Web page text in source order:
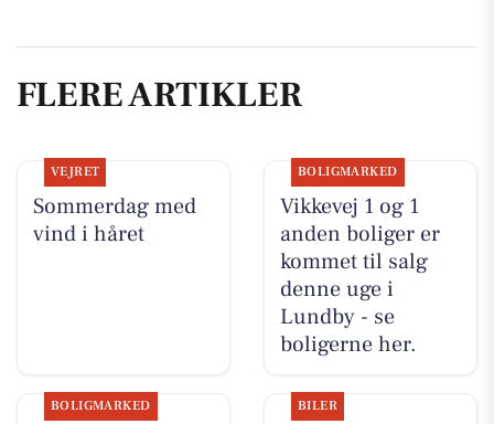
FLERE ARTIKLER
VEJRET
Sommerdag med
vind i håret
BOLIGMARKED
Vikkevej 1 og 1
anden boliger er
kommet til salg
denne uge i
Lundby - se
boligerne her.
BOLIGMARKED BILER